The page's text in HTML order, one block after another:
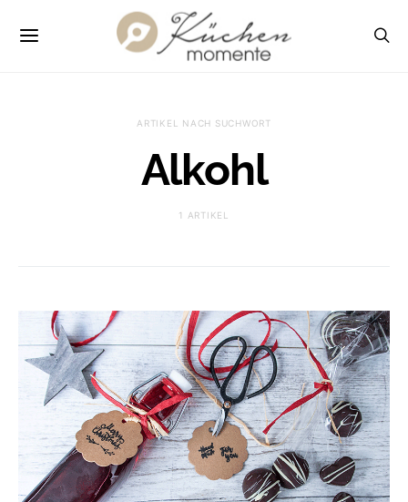
ARTIKEL NACH SUCHWORT
Alkohl
1 ARTIKEL